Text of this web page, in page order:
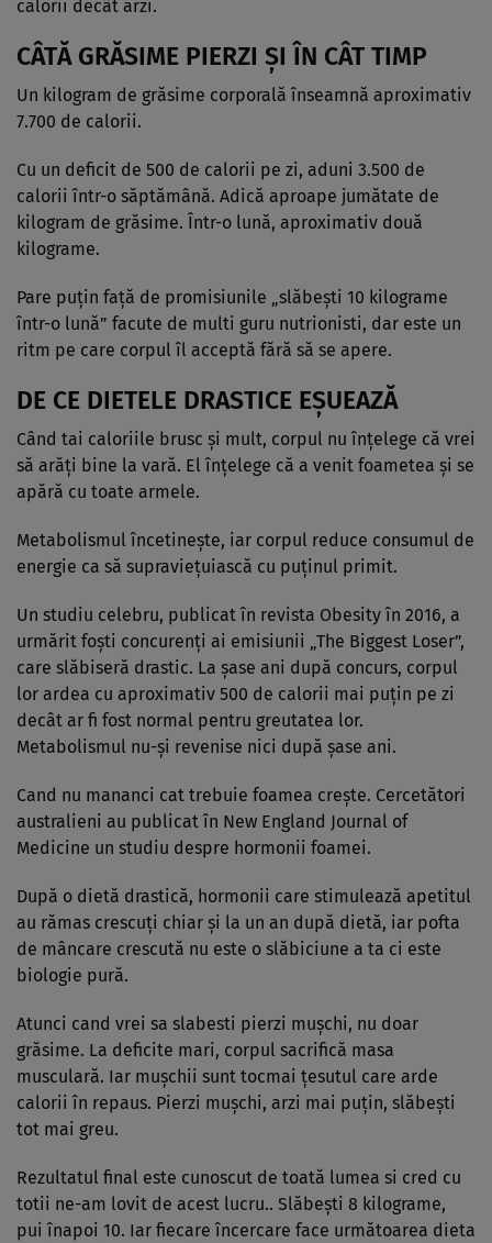
calorii decât arzi.
CÂTĂ GRĂSIME PIERZI ȘI ÎN CÂT TIMP
Un kilogram de grăsime corporală înseamnă aproximativ
7.700 de calorii.
Cu un deficit de 500 de calorii pe zi, aduni 3.500 de
calorii într-o săptămână. Adică aproape jumătate de
kilogram de grăsime. Într-o lună, aproximativ două
kilograme.
Pare puțin față de promisiunile „slăbești 10 kilograme
într-o lună” facute de multi guru nutrionisti, dar este un
ritm pe care corpul îl acceptă fără să se apere.
DE CE DIETELE DRASTICE EȘUEAZĂ
Când tai caloriile brusc și mult, corpul nu înțelege că vrei
să arăți bine la vară. El înțelege că a venit foametea și se
apără cu toate armele.
Metabolismul încetinește, iar corpul reduce consumul de
energie ca să supraviețuiască cu puținul primit.
Un studiu celebru, publicat în revista Obesity în 2016, a
urmărit foști concurenți ai emisiunii „The Biggest Loser”,
care slăbiseră drastic. La șase ani după concurs, corpul
lor ardea cu aproximativ 500 de calorii mai puțin pe zi
decât ar fi fost normal pentru greutatea lor.
Metabolismul nu-și revenise nici după șase ani.
Cand nu mananci cat trebuie foamea crește. Cercetători
australieni au publicat în New England Journal of
Medicine un studiu despre hormonii foamei.
După o dietă drastică, hormonii care stimulează apetitul
au rămas crescuți chiar și la un an după dietă, iar pofta
de mâncare crescută nu este o slăbiciune a ta ci este
biologie pură.
Atunci cand vrei sa slabesti pierzi mușchi, nu doar
grăsime. La deficite mari, corpul sacrifică masa
musculară. Iar mușchii sunt tocmai țesutul care arde
calorii în repaus. Pierzi mușchi, arzi mai puțin, slăbești
tot mai greu.
Rezultatul final este cunoscut de toată lumea si cred cu
totii ne-am lovit de acest lucru.. Slăbești 8 kilograme,
pui înapoi 10. Iar fiecare încercare face următoarea dieta